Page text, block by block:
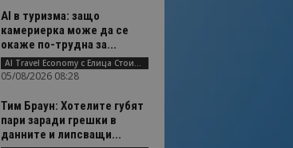
AI в туризма: защо
камериерка може да се
окаже по-трудна за...
AI Travel Economy с Елица Стоилова
05/08/2026 08:28
Тим Браун: Хотелите губят
пари заради грешки в
данните и липсващи...